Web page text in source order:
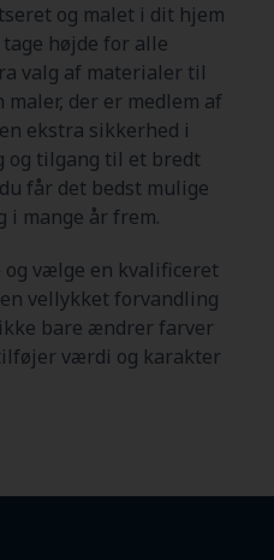
og malet i dit hjem
højde for alle
valg af materialer til
maler, der er medlem af
ekstra sikkerhed i
og tilgang til et bredt
får det bedst mulige
i mange år frem.
og vælge en kvalificeret
vellykket forvandling
bare ændrer farver
værdi og karakter